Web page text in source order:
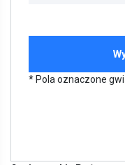
* Pola oznaczone